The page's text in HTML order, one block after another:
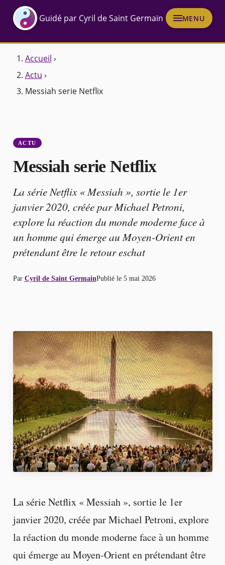
Guidé par Cyril de Saint Germain MENU
Accueil ›
Actu ›
Messiah serie Netflix
ACTU
Messiah serie Netflix
La série Netflix « Messiah », sortie le 1er
janvier 2020, créée par Michael Petroni,
explore la réaction du monde moderne face à
un homme qui émerge au Moyen-Orient en
prétendant être le retour eschat
Par Cyril de Saint GermainPublié le 5 mai 2026
La série Netflix « Messiah », sortie le 1er
janvier 2020, créée par Michael Petroni, explore
la réaction du monde moderne face à un homme
qui émerge au Moyen-Orient en prétendant être